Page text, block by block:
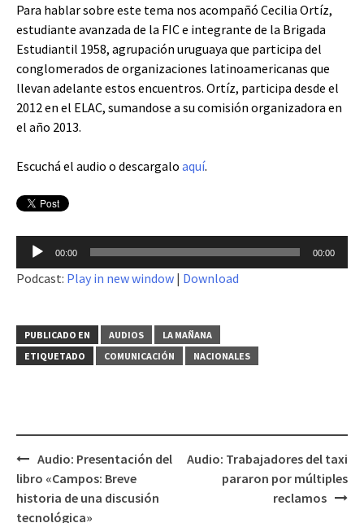
Para hablar sobre este tema nos acompañó Cecilia Ortíz,
estudiante avanzada de la FIC e integrante de la Brigada
Estudiantil 1958, agrupación uruguaya que participa del
conglomerados de organizaciones latinoamericanas que
llevan adelante estos encuentros. Ortíz, participa desde el
2012 en el ELAC, sumandose a su comisión organizadora en
el año 2013.
Escuchá el audio o descargalo aquí.
Reproductor
audio
00:00 00:00
Podcast: Play in new window | Download
PUBLICADO EN AUDIOS
LA MAÑANA
ETIQUETADO
COMUNICACIÓN NACIONALES
Navegación
de
entradas
Audio: Presentación del
libro «Campos: Breve
historia de una discusión
tecnológica»
Audio: Trabajadores del taxi
pararon por múltiples
reclamos